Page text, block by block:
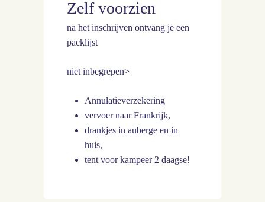
Zelf voorzien
na het inschrijven ontvang je een
packlijst
niet inbegrepen>
Annulatieverzekering
vervoer naar Frankrijk,
drankjes in auberge en in
huis,
tent voor kampeer 2 daagse!